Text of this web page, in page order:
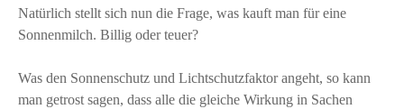
Natürlich stellt sich nun die Frage, was kauft man für eine
Sonnenmilch. Billig oder teuer?
Was den Sonnenschutz und Lichtschutzfaktor angeht, so kann
man getrost sagen, dass alle die gleiche Wirkung in Sachen